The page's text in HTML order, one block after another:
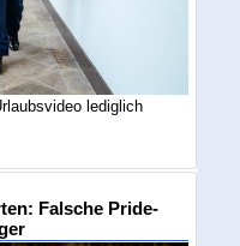
lediglich
Falsche Pride-